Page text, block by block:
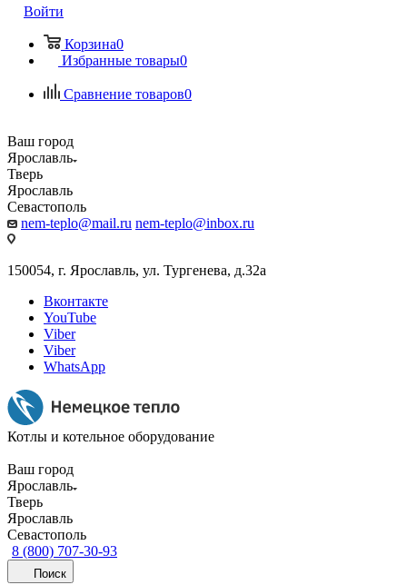
Войти
Корзина0
Избранные товары0
Сравнение товаров0
Ваш город
Ярославль
Тверь
Ярославль
Севастополь
nem-teplo@mail.ru nem-teplo@inbox.ru
150054, г. Ярославль, ул. Тургенева, д.32а
Вконтакте
YouTube
Viber
Viber
WhatsApp
Котлы и котельное оборудование
Ваш город
Ярославль
Тверь
Ярославль
Севастополь
8 (800) 707-30-93
Поиск